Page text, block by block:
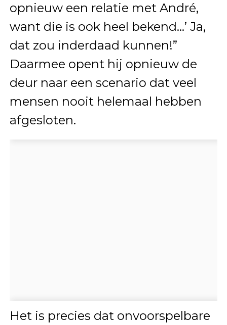
opnieuw een relatie met André,
want die is ook heel bekend…’ Ja,
dat zou inderdaad kunnen!”
Daarmee opent hij opnieuw de
deur naar een scenario dat veel
mensen nooit helemaal hebben
afgesloten.
Het is precies dat onvoorspelbare